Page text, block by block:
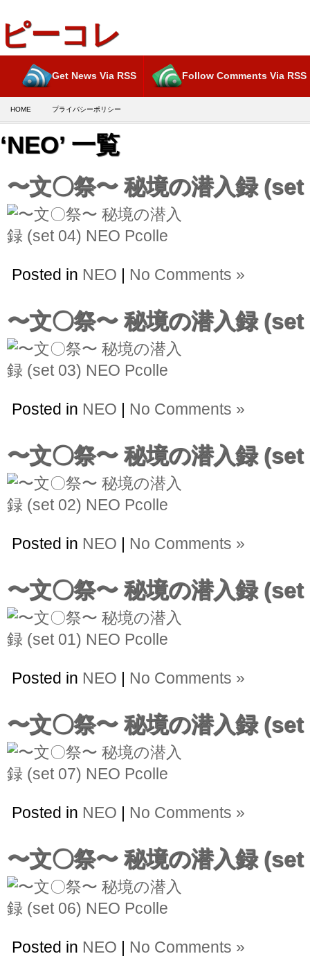
ピーコレ
Get News Via RSS Follow Comments Via RSS
HOME プライバシーポリシー
‘NEO’ 一覧
〜文〇祭〜 秘境の潜入録 (set
Posted in NEO | No Comments »
〜文〇祭〜 秘境の潜入録 (set
Posted in NEO | No Comments »
〜文〇祭〜 秘境の潜入録 (set
Posted in NEO | No Comments »
〜文〇祭〜 秘境の潜入録 (set
Posted in NEO | No Comments »
〜文〇祭〜 秘境の潜入録 (set
Posted in NEO | No Comments »
〜文〇祭〜 秘境の潜入録 (set
Posted in NEO | No Comments »